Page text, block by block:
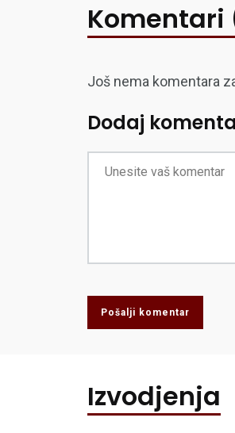
Komentari
Još nema komentara
Dodaj
Pošalji komentar
Izvodjenja